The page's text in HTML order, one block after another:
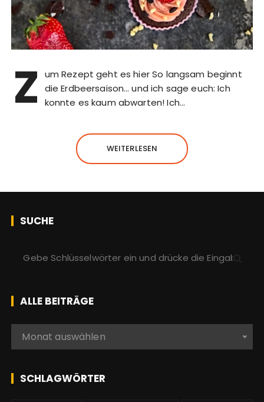
Z
um Rezept geht es hier So langsam beginnt
die Erdbeersaison… und ich sage euch: Ich
konnte es kaum abwarten! Ich…
WEITERLESEN
SUCHE
h
e
n
c
:
ALLE BEITRÄGE
e
Monat auswählen
SCHLAGWÖRTER